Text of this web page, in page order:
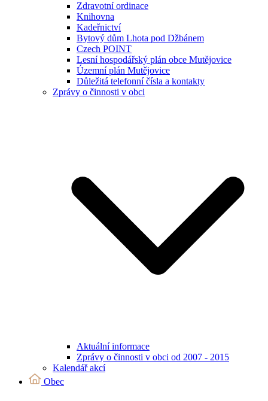
Zdravotní ordinace
Knihovna
Kadeřnictví
Bytový dům Lhota pod Džbánem
Czech POINT
Lesní hospodářský plán obce Mutějovice
Územní plán Mutějovice
Důležitá telefonní čísla a kontakty
Zprávy o činnosti v obci
Aktuální informace
Zprávy o činnosti v obci od 2007 - 2015
Kalendář akcí
Obec